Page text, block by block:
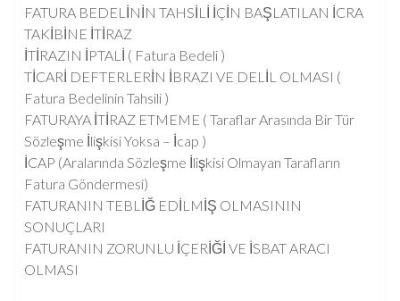
FATURA BEDELİNİN TAHSİLİ İÇİN BAŞLATILAN İCRA
TAKİBİNE İTİRAZ
İTİRAZIN İPTALİ ( Fatura Bedeli )
TİCARİ DEFTERLERİN İBRAZI VE DELİL OLMASI (
Fatura Bedelinin Tahsili )
FATURAYA İTİRAZ ETMEME ( Taraflar Arasında Bir Tür
Sözleşme İlişkisi Yoksa – İcap )
İCAP (Aralarında Sözleşme İlişkisi Olmayan Tarafların
Fatura Göndermesi)
FATURANIN TEBLİĞ EDİLMİŞ OLMASININ
SONUÇLARI
FATURANIN ZORUNLU İÇERİĞİ VE İSBAT ARACI
OLMASI